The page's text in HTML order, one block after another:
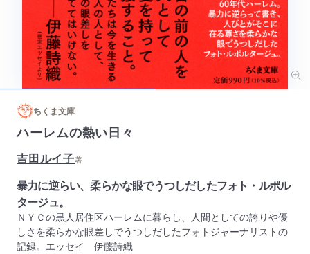
ちくま文庫
ハーレムの熱い日々
吉田ルイ子著
暴力に逆らい、柔らかな眼でうつしだしたフォト・ルポル
タージュ。
ＮＹＣの黒人居住区ハーレムに暮らし、人間としての誇りや優
しさを柔らかな眼差しでうつしだしたフォトジャーナリストの
記録。エッセイ 伊藤詩織